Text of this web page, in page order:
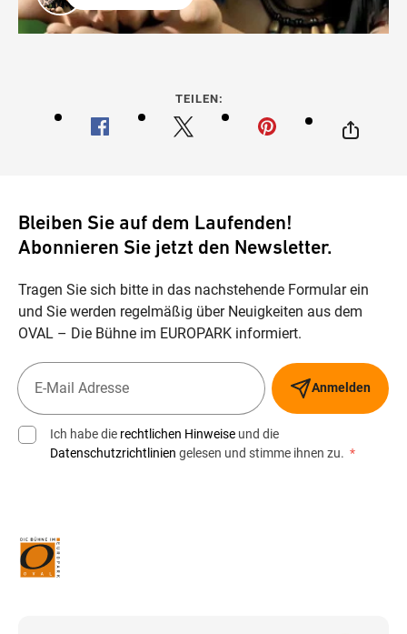
TEILEN:
Bleiben Sie auf dem Laufenden!
Abonnieren Sie jetzt den Newsletter.
Tragen Sie sich bitte in das nachstehende Formular ein
und Sie werden regelmäßig über Neuigkeiten aus dem
OVAL – Die Bühne im EUROPARK informiert.
Anmelden
Ich habe die rechtlichen Hinweise und die
Datenschutzrichtlinien gelesen und stimme ihnen zu. *